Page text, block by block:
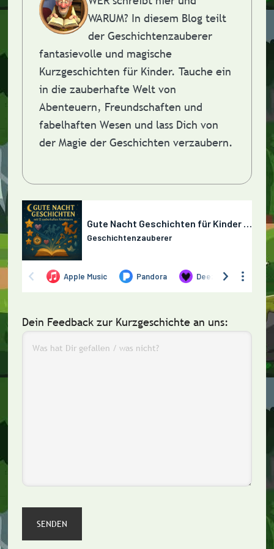
WARUM? In diesem Blog teilt
der Geschichtenzauberer
fantasievolle und magische
Kurzgeschichten für Kinder. Tauche ein
in die zauberhafte Welt von
Abenteuern, Freundschaften und
fabelhaften Wesen und lass Dich von
der Magie der Geschichten verzaubern.
Dein Feedback zur Kurzgeschichte an uns: